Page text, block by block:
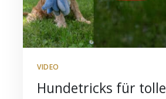
VIDEO
Hundetricks für tolle